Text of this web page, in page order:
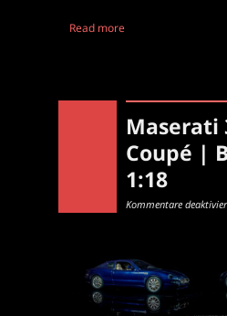
Read more
Maserati
Coupé |
1:18
Kommentare